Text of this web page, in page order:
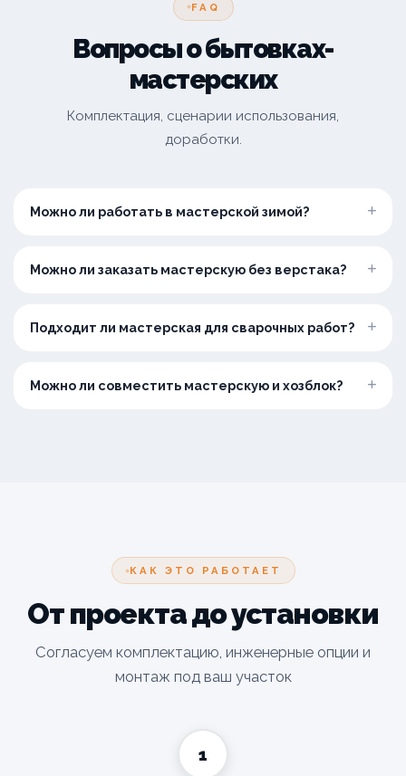
FAQ
Вопросы о бытовках-
мастерских
Комплектация, сценарии использования,
доработки.
Можно ли работать в мастерской зимой?
Можно ли заказать мастерскую без верстака?
Подходит ли мастерская для сварочных работ?
Можно ли совместить мастерскую и хозблок?
КАК ЭТО РАБОТАЕТ
От проекта до установки
Согласуем комплектацию, инженерные опции и
монтаж под ваш участок
1